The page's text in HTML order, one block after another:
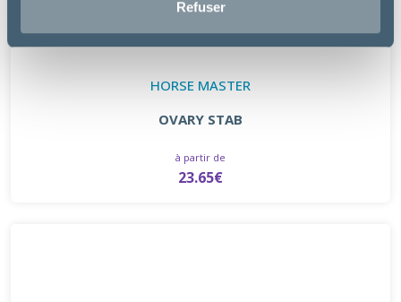
Refuser
HORSE MASTER
OVARY STAB
à partir de
23.65€